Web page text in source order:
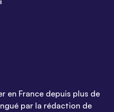
en France depuis plus de
par la rédaction de